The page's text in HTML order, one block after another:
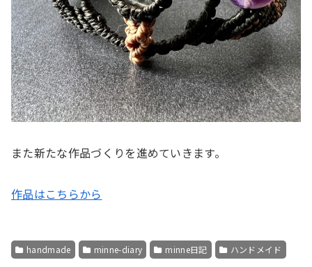
また新たな作品づくりを進めていきます。
作品はこちらから
handmade minne-diary minne日記 ハンドメイド